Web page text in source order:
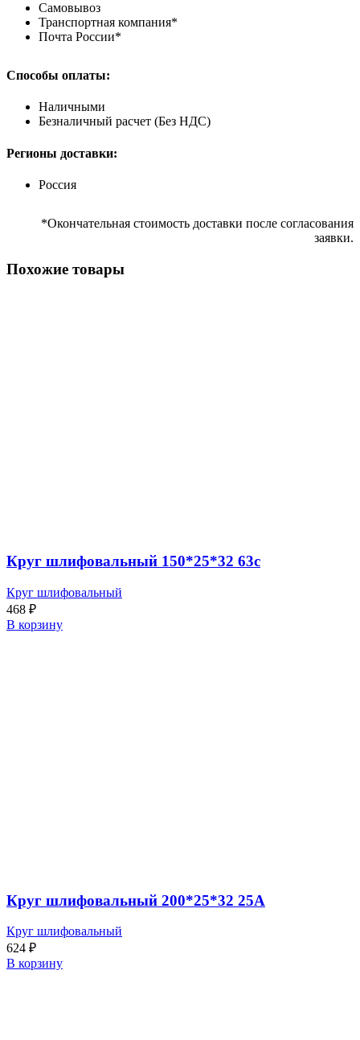
Самовывоз
Транспортная компания*
Почта России*
Способы оплаты:
Наличными
Безналичный расчет (Без НДС)
Регионы доставки:
Россия
*Окончательная стоимость доставки после согласования
заявки.
Похожие товары
Круг шлифовальный 150*25*32 63с
Круг шлифовальный
468 ₽
В корзину
Круг шлифовальный 200*25*32 25А
Круг шлифовальный
624 ₽
В корзину